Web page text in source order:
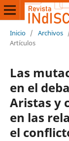
Inicio / Archivos
Artículos
Las
en el
Aristas y
en las
el